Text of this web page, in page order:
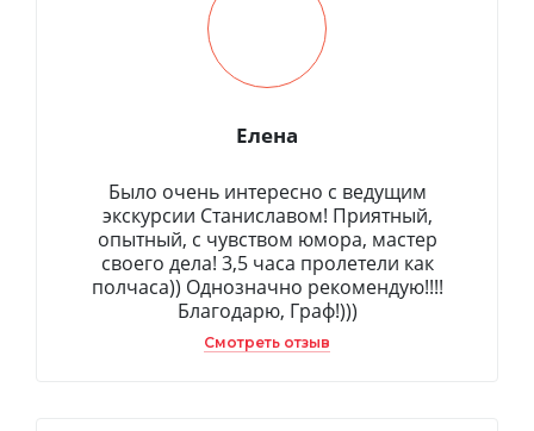
Елена
Было очень интересно с ведущим
экскурсии Станиславом! Приятный,
опытный, с чувством юмора, мастер
своего дела! 3,5 часа пролетели как
полчаса)) Однозначно рекомендую!!!!
Благодарю, Граф!)))
Смотреть отзыв